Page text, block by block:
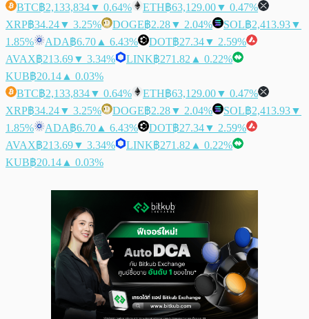
BTC฿2,133,834▼ 0.64% ETH฿63,129.00▼ 0.47%
XRP฿34.24▼ 3.25% DOGE฿2.28▼ 2.04% SOL฿2,413.93▼
1.85%
ADA฿6.70 ▲ 6.43% DOT฿27.34▼ 2.59%
AVAX฿213.69▼ 3.34% LINK฿271.82 ▲ 0.22%
KUB฿20.14 ▲ 0.03%
BTC฿2,133,834▼ 0.64% ETH฿63,129.00▼ 0.47%
XRP฿34.24▼ 3.25% DOGE฿2.28▼ 2.04% SOL฿2,413.93▼
1.85%
ADA฿6.70 ▲ 6.43% DOT฿27.34▼ 2.59%
AVAX฿213.69▼ 3.34% LINK฿271.82 ▲ 0.22%
KUB฿20.14 ▲ 0.03%